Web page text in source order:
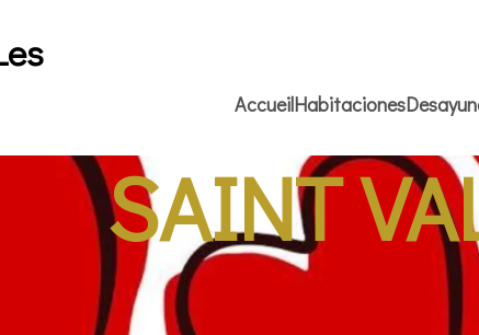
AccueilHabitaciones
SAINT